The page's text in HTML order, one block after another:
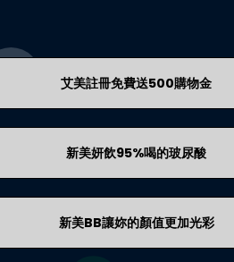
艾美註冊免費送500購物金
新美妍飲95%喝的玻尿酸
新美BB讓妳的顏值更加光彩